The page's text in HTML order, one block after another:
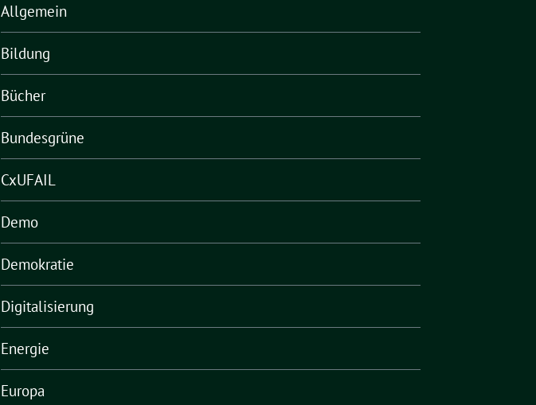
Allgemein
Bildung
Bücher
Bundesgrüne
CxUFAIL
Demo
Demokratie
Digitalisierung
Energie
Europa